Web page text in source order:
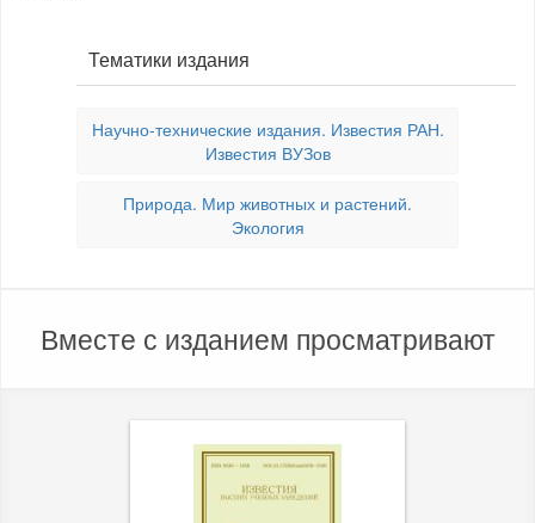
Тематики издания
Научно-технические издания. Известия РАН.
Известия ВУЗов
Природа. Мир животных и растений.
Экология
Вместе с изданием просматривают